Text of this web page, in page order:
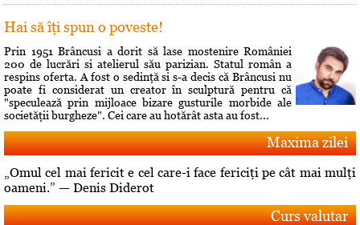
Hai să îţi spun o poveste!
Prin 1951 Brâncusi a dorit să lase mostenire României
200 de lucrări si atelierul său parizian. Statul român a
respins oferta. A fost o sedinţă si s-a decis că Brâncusi nu
poate fi considerat un creator în sculptură pentru că
"speculează prin mijloace bizare gusturile morbide ale
societăţii burgheze". Cei care au hotărât asta au fost...
Maxima zilei
„Omul cel mai fericit e cel care-i face fericiţi pe cât mai mulţi
oameni.” — Denis Diderot
Curs valutar